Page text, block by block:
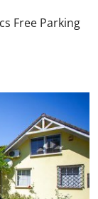
Free Parking